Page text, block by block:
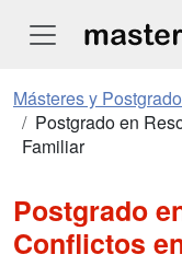
Másteres y
Postgrado en
Familiar
Postgrado
Conflictos